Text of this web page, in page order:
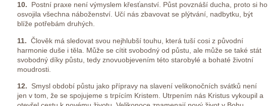
10. Postní praxe není výmyslem křesťanství. Půst povznáší ducha, proto si ho
osvojila všechna náboženství. Učí nás zbavovat se plýtvání, nadbytku, být
blíže potřebám druhých.
11.Člověk má sledovat svou nejhlubší touhu, která tuší cosi z původní
harmonie duše i těla. Může se cítit svobodný od půstu, ale může se také stát
svobodný díky půstu, tedy znovuobjevením této starobylé a bohaté životní
moudrosti.
12. Smysl období půstu jako přípravy na slavení velikonočních svátků není
jen v tom, že se spojujeme s trpícím Kristem. Utrpením nás Kristus vykoupil a